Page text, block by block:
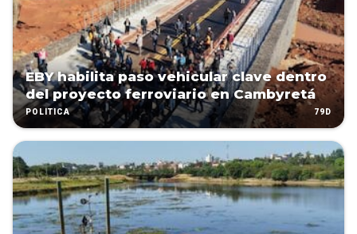
EBY habilita paso vehicular clave dentro
del proyecto ferroviario en Cambyretá
POLÍTICA 79D